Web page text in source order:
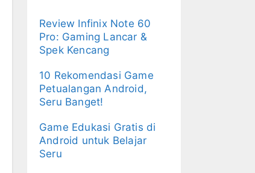
Review Infinix Note 60
Pro: Gaming Lancar &
Spek Kencang
10 Rekomendasi Game
Petualangan Android,
Seru Banget!
Game Edukasi Gratis di
Android untuk Belajar
Seru